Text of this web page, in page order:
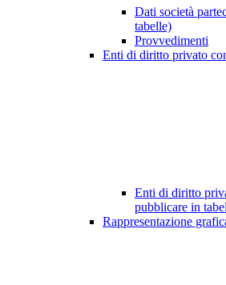
Dati società
tabelle)
Provvedimenti
Enti di diritto privato
Enti di diritto
pubblicare in
Rappresentazione